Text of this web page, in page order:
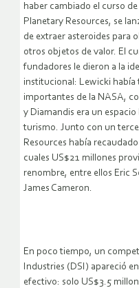
haber cambiado el curso
Planetary Resources, se
de extraer asteroides para
otros objetos de valor. El
fundadores le dieron a la
institucional: Lewicki había
importantes de la NASA,
y Diamandis era un
turismo. Junto con un
Resources había
cuales US$21 millones
renombre, entre ellos Eric
James Cameron.
En poco tiempo, un
Industries (DSI) apareció
efectivo: solo US$3.5